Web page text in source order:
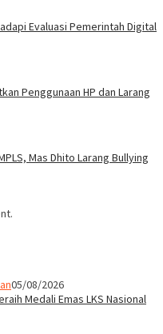
Evaluasi Pemerintah Digital
Penggunaan HP dan Larang
Mas Dhito Larang Bullying
05/08/2026
Medali Emas LKS Nasional